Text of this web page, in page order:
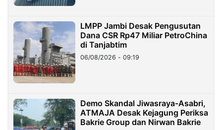
LMPP Jambi Desak Pengusutan
Dana CSR Rp47 Miliar PetroChina
di Tanjabtim
06/08/2026 - 09:19
Demo Skandal Jiwasraya-Asabri,
ATMAJA Desak Kejagung Periksa
Bakrie Group dan Nirwan Bakrie